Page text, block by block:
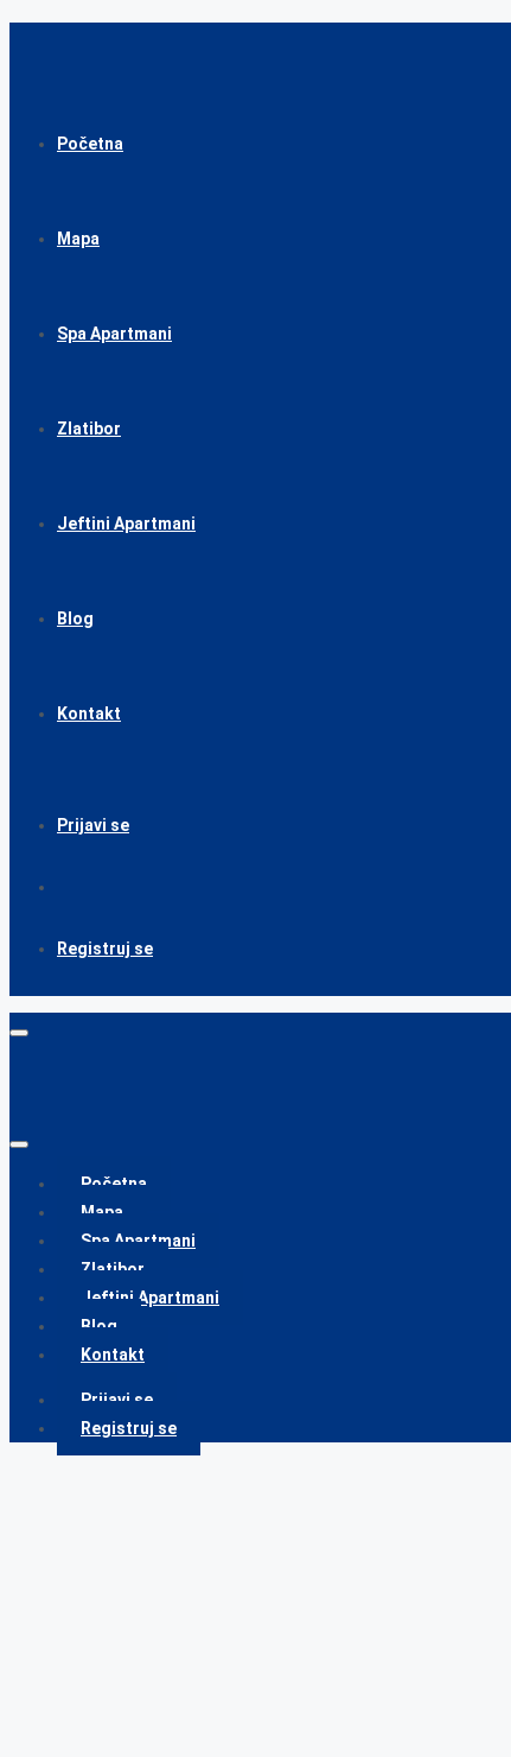
Početna
Mapa
Spa Apartmani
Zlatibor
Jeftini Apartmani
Blog
Kontakt
Prijavi se
Registruj se
Početna
Mapa
Spa Apartmani
Zlatibor
Jeftini Apartmani
Blog
Kontakt
Prijavi se
Registruj se